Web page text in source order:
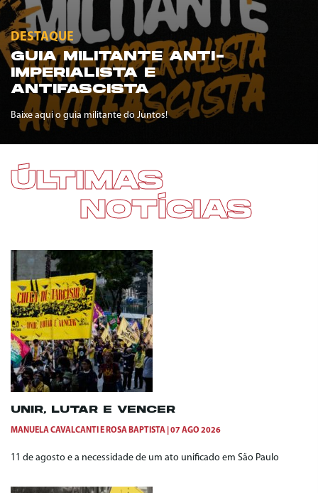
DESTAQUE
GUIA MILITANTE ANTI-
IMPERIALISTA E
ANTIFASCISTA
Baixe aqui o guia militante do Juntos!
ÚLTIMAS
NOTÍCIAS
UNIR, LUTAR E VENCER
MANUELA CAVALCANTIEROSA BAPTISTA 07 AGO 2026
11 de agosto e a necessidade de um ato unificado em São Paulo